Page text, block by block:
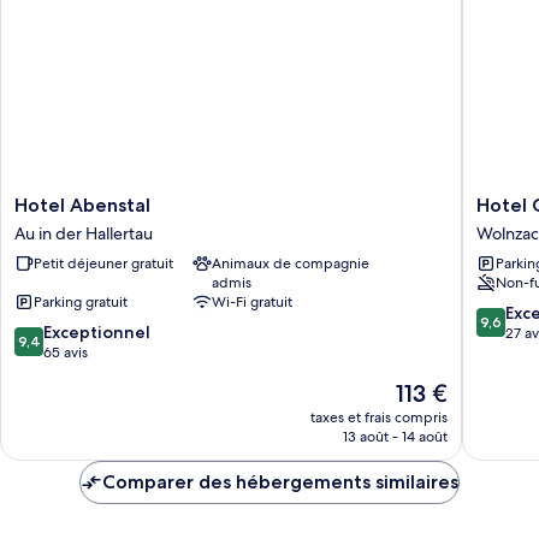
Hotel
Abenstal
Au
in
Hallertau
Hotel Abenstal
Au in der Hallertau
Petit déjeuner gratuit
Animaux de compagnie
admis
Parking gratuit
Wi-Fi gratuit
9.4
sur
9,4 Exceptionnel
65 avis
Le
nouveau
prix
de
113 €
taxes et frais compris
13 août - 14 août
Hotel
Garni
Hotel
Non-
9.6
sur
9,6
27
Comparer des hébergements similaires